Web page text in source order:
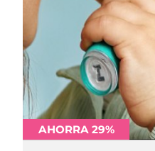
AHORRA 29%
AHORRA 29%
AHORRA 29%